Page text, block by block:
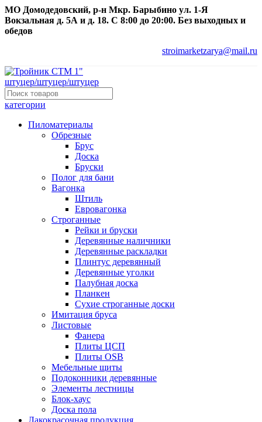
МО Домодедовский, р-н Мкр. Барыбино ул. 1-Я
Вокзальная д. 5А и д. 18. С 8:00 до 20:00. Без выходных и
обедов
stroimarketzarya@mail.ru
категории
Пиломатериалы
Обрезные
Брус
Доска
Бруски
Полог для бани
Вагонка
Штиль
Евровагонка
Строганные
Рейки и бруски
Деревянные наличники
Деревянные раскладки
Плинтус деревянный
Деревянные уголки
Палубная доска
Планкен
Сухие строганные доски
Имитация бруса
Листовые
Фанера
Плиты ЦСП
Плиты OSB
Мебельные щиты
Подоконники деревянные
Элементы лестницы
Блок-хаус
Доска пола
Лакокрасочная продукция